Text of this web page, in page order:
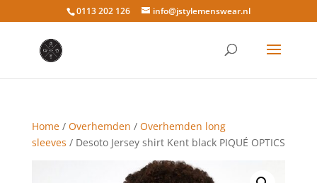
0113 202 126 info@jstylemenswear.nl
Home/ Overhemden / Overhemden long
sleeves / Desoto Jersey shirt Kent black PIQUÉ OPTICS